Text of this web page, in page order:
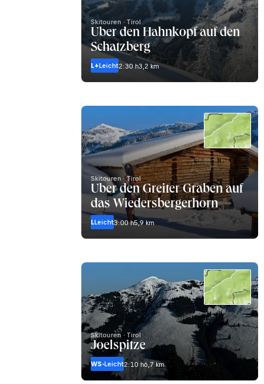
Skitouren · Tirol
Über den Hahnkopf auf den
Schatzberg
L+Leicht2:30 h3,2 km
Skitouren · Tirol
Über den Greiter Graben auf
das Wiedersbergerhorn
LLeicht3:00 h5,9 km
Skitouren · Tirol
Joelspitze
WS-Leicht2:10 h6,7 km